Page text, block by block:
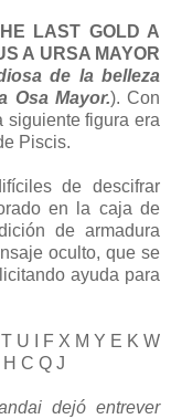
LAST GOLD A
A URSA MAYOR
de la belleza
Osa Mayor.). Con
siguiente figura era
Piscis.
de descifrar
en la caja de
de armadura
oculto, que se
ayuda para
U I F X M Y E K W
C Q J
dejó entrever